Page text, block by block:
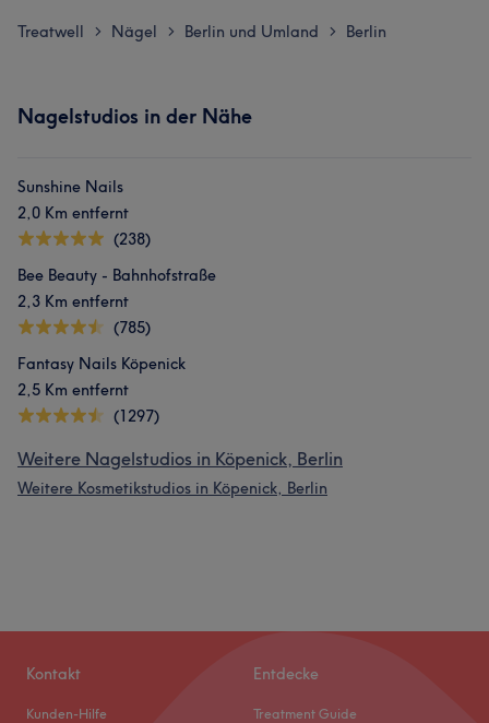
Treatwell > Nägel > Berlin und Umland > Berlin
Nagelstudios in der Nähe
Sunshine Nails
2,0 Km entfernt
(238)
Bee Beauty - Bahnhofstraße
2,3 Km entfernt
(785)
Fantasy Nails Köpenick
2,5 Km entfernt
(1297)
Weitere Nagelstudios in Köpenick, Berlin
Weitere Kosmetikstudios in Köpenick, Berlin
Kontakt
Kunden-Hilfe
Entdecke
Treatment Guide